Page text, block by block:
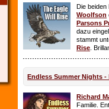
Die beiden
Woolfson
Parsons
dazu
stammt
Rise .
Endless Summer Nights -
Richard
Familie.